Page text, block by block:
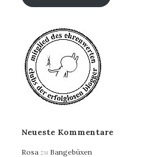
Neueste Kommentare
Rosa zu Bangebüxen